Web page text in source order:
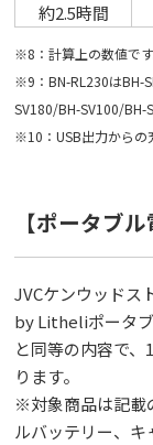
約2.5時間
※8：計算上の数値で
※9：BN-RL230はBH-
SV180/BH-SV100/BH-
※10：USB出力からの
【ポータブ
JVCケンウッドス
by Litheliポータブ
と同等の内容で
ります。
※対象商品は記載
ルバッテリー、キ